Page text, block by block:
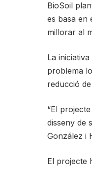
BioSoil
es basa en
millorar al
La
problema
reducció
“El
disseny de
González i
El projecte